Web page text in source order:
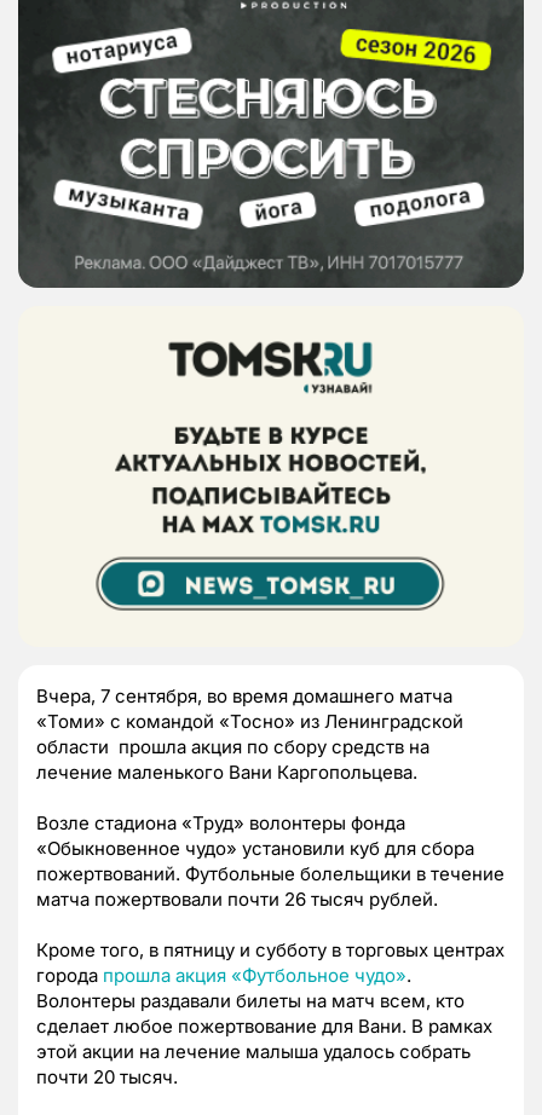
Вчера, 7 сентября, во время домашнего матча
«Томи» с командой «Тосно» из Ленинградской
области прошла акция по сбору средств на
лечение маленького Вани Каргопольцева.
Возле стадиона «Труд» волонтеры фонда
«Обыкновенное чудо» установили куб для сбора
пожертвований. Футбольные болельщики в течение
матча пожертвовали почти 26 тысяч рублей.
Кроме того, в пятницу и субботу в торговых центрах
города прошла акция «Футбольное чудо».
Волонтеры раздавали билеты на матч всем, кто
сделает любое пожертвование для Вани. В рамках
этой акции на лечение малыша удалось собрать
почти 20 тысяч.